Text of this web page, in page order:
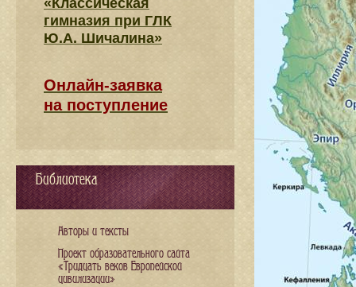
«Классическая
гимназия при ГЛК
Ю.А. Шичалина»
Онлайн-заявка
на поступление
Библиотека
Авторы и тексты
Проект образовательного сайта
«Тридцать веков Европейской
цивилизации»